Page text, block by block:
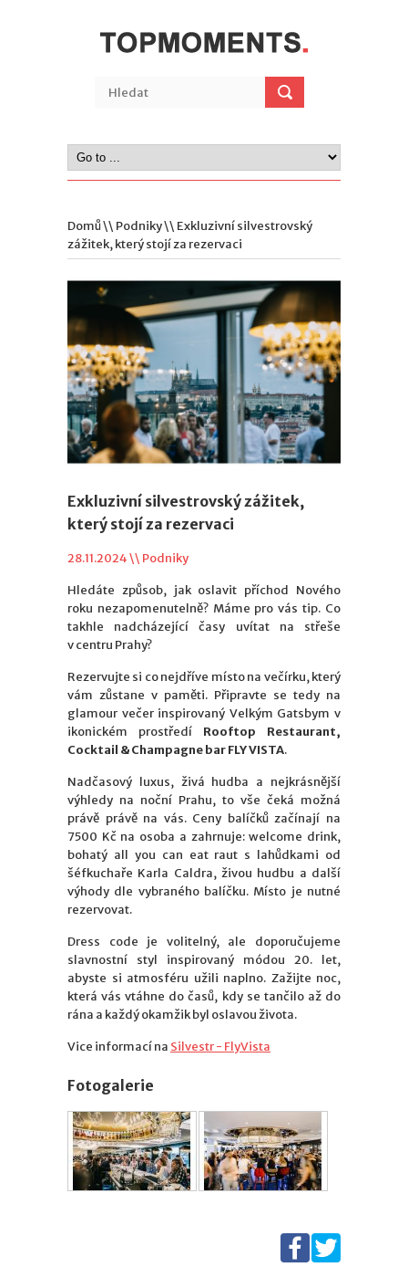
Domů\\ Podniky\\ Exkluzivní silvestrovský
zážitek, který stojí za rezervaci
Exkluzivní silvestrovský zážitek,
který stojí za rezervaci
28.11.2024 \\ Podniky
Hledáte způsob, jak oslavit příchod Nového
roku nezapomenutelně? Máme pro vás tip. Co
takhle nadcházející časy uvítat na střeše
v centru Prahy?
Rezervujte si co nejdříve místo na večírku, který
vám zůstane v paměti. Připravte se tedy na
glamour večer inspirovaný Velkým Gatsbym v
ikonickém prostředí Rooftop Restaurant,
Cocktail & Champagne bar FLY VISTA.
Nadčasový luxus, živá hudba a nejkrásnější
výhledy na noční Prahu, to vše čeká možná
právě právě na vás. Ceny balíčků začínají na
7500 Kč na osoba a zahrnuje: welcome drink,
bohatý all you can eat raut s lahůdkami od
šéfkuchaře Karla Caldra, živou hudbu a další
výhody dle vybraného balíčku. Místo je nutné
rezervovat.
Dress code je volitelný, ale doporučujeme
slavnostní styl inspirovaný módou 20. let,
abyste si atmosféru užili naplno. Zažijte noc,
která vás vtáhne do časů, kdy se tančilo až do
rána a každý okamžik byl oslavou života.
Vice informací na Silvestr - FlyVista
Fotogalerie